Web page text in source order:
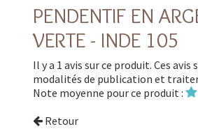
PENDENTIF EN
VERTE - INDE 105
Il y a 1 avis sur ce produit. Ces
modalités de publication et
Note moyenne pour ce produit :
Retour